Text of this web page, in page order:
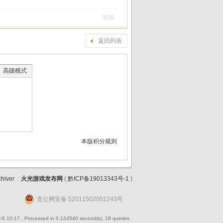
举报
返回列表
高级模式
本版积分规则
火光游戏发布网 ( 黔ICP备19013343号-1 )
贵公网安备 52011502001243号
6 10:17 , Processed in 0.124540 second(s), 18 queries .